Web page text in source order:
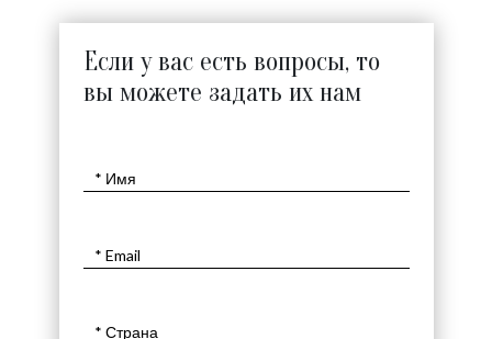
Если у вас есть вопросы, то
вы можете задать их нам